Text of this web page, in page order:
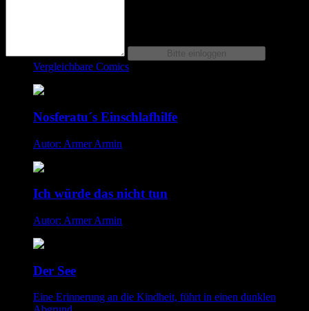
Vergleichbare Comics
Nosferatu´s Einschlafhilfe
Autor: Armer Armin
Ich würde das nicht tun
Autor: Armer Armin
Der See
Eine Erinnerung an die Kindheit, führt in einen dunklen